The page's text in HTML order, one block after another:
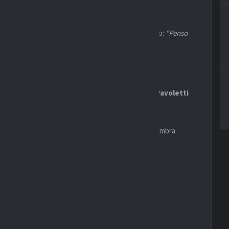
di restare nel mondo con un nuovo ruolo: “Penso
a dire di no”
vicino al club
Pavoletti
spogliatoio.
ma il rapporto con il popolo rossoblù sembra